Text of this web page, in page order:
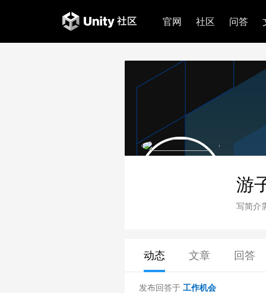
官网 社区 问答
游
写简介
动态 文章 回答
发布回答于 工作机会